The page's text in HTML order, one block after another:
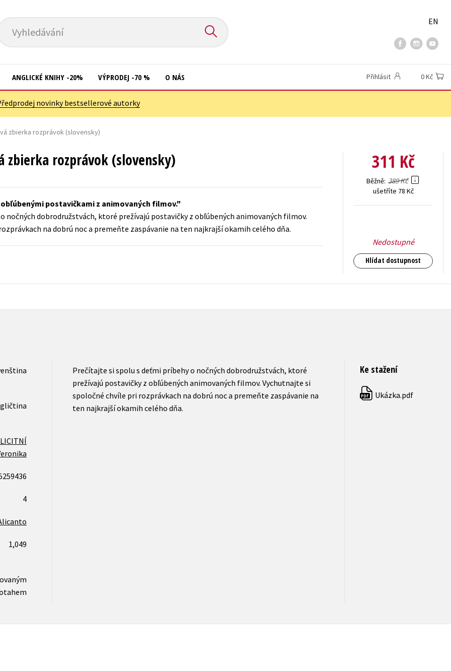
Vyhledávání
EN
Kuchařky
New Adult
Poezie
Populárně - naučná pro dospělé
Populárně - naučné pro děti
Příroda a zahrada
Učebnice
Umění a kultura
Výchova a pedagogika
Young adult
Young adult (SK)
Zdraví a životní styl
ANGLICKÉ KNIHY -20% VÝPRODEJ -70 % O NÁS Přihlásit 0 Kč
novinky bestsellerové autorky
zbierka rozprávok (slovensky)
zbierka rozprávok (slovensky)
postavičkami z animovaných filmov.
nočných dobrodružstvách, ktoré prežívajú postavičky z obľúbených animovaných filmov.
na dobrú noc a premeňte zaspávanie na ten najkrajší okamih celého dňa.
311 Kč
Běžně 389 Kč
ušetříte 78 Kč
Nedostupné
Hlídat dostupnost
4
1,049
Prečítajte si spolu s deťmi príbehy o nočných dobrodružstvách, ktoré
prežívajú postavičky z obľúbených animovaných filmov. Vychutnajte si
spoločné chvíle pri rozprávkach na dobrú noc a premeňte zaspávanie na
ten najkrajší okamih celého dňa.
Ke stažení
PDF Ukázka.pdf